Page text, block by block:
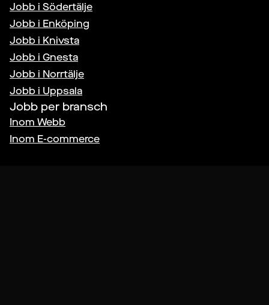
Jobb i Södertälje
Jobb i Enköping
Jobb i Knivsta
Jobb i Gnesta
Jobb i Norrtälje
Jobb i Uppsala
Jobb per bransch
Inom Webb
Inom E-commerce